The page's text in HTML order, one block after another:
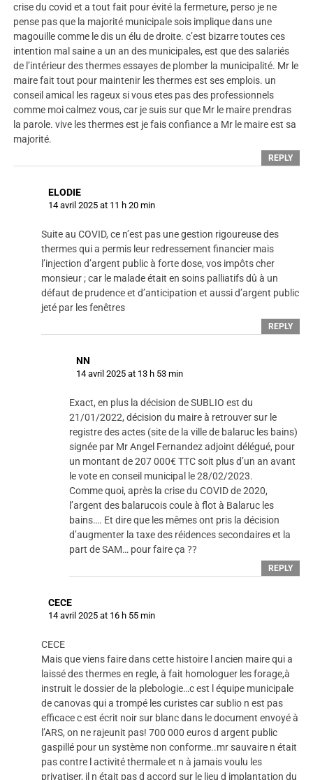
crise du covid et a tout fait pour évité la fermeture, perso je ne
pense pas que la majorité municipale sois implique dans une
magouille comme le dis un élu de droite. c’est bizarre toutes ces
intention mal saine a un an des municipales, est que des salariés
de l’intérieur des thermes essayes de plomber la municipalité. Mr le
maire fait tout pour maintenir les thermes est ses emplois. un
conseil amical les rageux si vous etes pas des professionnels
comme moi calmez vous, car je suis sur que Mr le maire prendras
la parole. vive les thermes est je fais confiance a Mr le maire est sa
majorité.
REPLY
ELODIE
14 avril 2025 at 11 h 20 min
Suite au COVID, ce n’est pas une gestion rigoureuse des
thermes qui a permis leur redressement financier mais
l’injection d’argent public à forte dose, vos impôts cher
monsieur ; car le malade était en soins palliatifs dû à un
défaut de prudence et d’anticipation et aussi d’argent public
jeté par les fenêtres
REPLY
NN
14 avril 2025 at 13 h 53 min
Exact, en plus la décision de SUBLIO est du
21/01/2022, décision du maire à retrouver sur le
registre des actes (site de la ville de balaruc les bains)
signée par Mr Angel Fernandez adjoint délégué, pour
un montant de 207 000€ TTC soit plus d’un an avant
le vote en conseil municipal le 28/02/2023.
Comme quoi, après la crise du COVID de 2020,
l’argent des balarucois coule à flot à Balaruc les
bains…. Et dire que les mêmes ont pris la décision
d’augmenter la taxe des réidences secondaires et la
part de SAM… pour faire ça ??
REPLY
CECE
14 avril 2025 at 16 h 55 min
CECE
Mais que viens faire dans cette histoire l ancien maire qui a
laissé des thermes en regle, à fait homologuer les forage,à
instruit le dossier de la plebologie…c est l équipe municipale
de canovas qui a trompé les curistes car sublio n est pas
efficace c est écrit noir sur blanc dans le document envoyé à
l’ARS, on ne rajeunit pas! 700 000 euros d argent public
gaspillé pour un système non conforme..mr sauvaire n était
pas contre l activité thermale et n à jamais voulu les
privatiser, il n était pas d accord sur le lieu d implantation du